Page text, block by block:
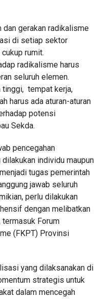
dan gerakan radikalisme
di setiap sektor
rumit.
radikalisme harus
seluruh elemen.
tinggi, tempat kerja,
harus ada aturan-aturan
potensi
Sekda.
pencegahan
individu maupun
tugas pemerintah
jawab seluruh
perlu dilakukan
dengan melibatkan
termasuk Forum
(FKPT) Provinsi
yang dilaksanakan di
strategis untuk
dalam mencegah